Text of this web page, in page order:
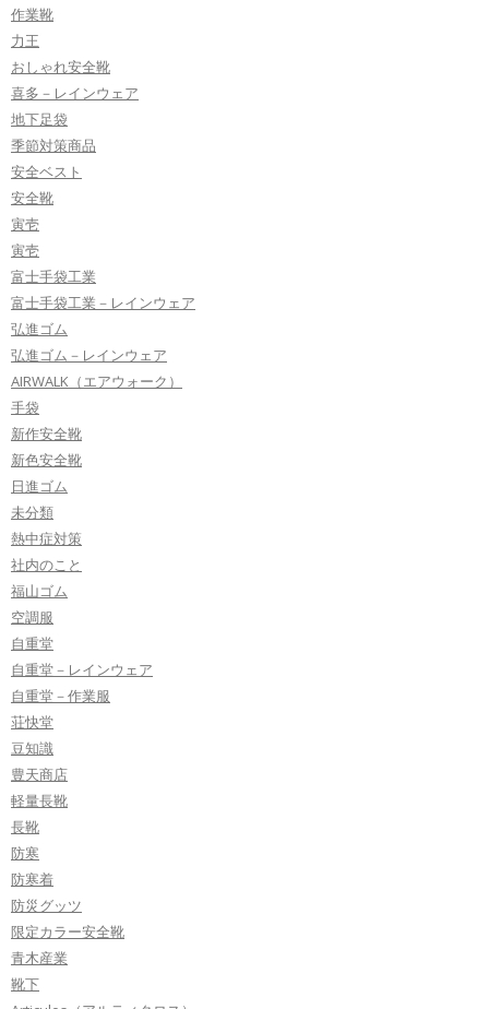
作業靴
力王
おしゃれ安全靴
喜多－レインウェア
地下足袋
季節対策商品
安全ベスト
安全靴
寅壱
寅壱
富士手袋工業
富士手袋工業－レインウェア
弘進ゴム
弘進ゴム－レインウェア
AIRWALK（エアウォーク）
手袋
新作安全靴
新色安全靴
日進ゴム
未分類
熱中症対策
社内のこと
福山ゴム
空調服
自重堂
自重堂－レインウェア
自重堂－作業服
荘快堂
豆知識
豊天商店
軽量長靴
長靴
防寒
防寒着
防災グッツ
限定カラー安全靴
青木産業
靴下